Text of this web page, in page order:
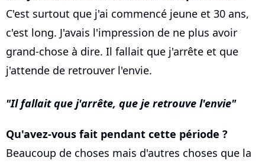
C'est surtout que j'ai commencé jeune et 30 ans,
c'est long. J'avais l'impression de ne plus avoir
grand-chose à dire. Il fallait que j'arrête et que
j'attende de retrouver l'envie.
Il fallait que j'arrête, que je retrouve l'envie
Qu'avez-vous fait pendant cette période ?
Beaucoup de choses mais d'autres choses que la